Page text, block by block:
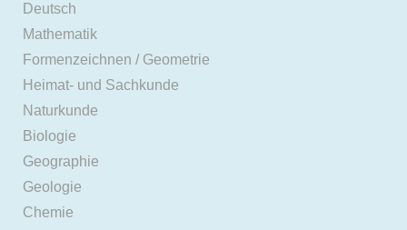
Deutsch
Mathematik
Formenzeichnen / Geometrie
Heimat- und Sachkunde
Naturkunde
Biologie
Geographie
Geologie
Chemie